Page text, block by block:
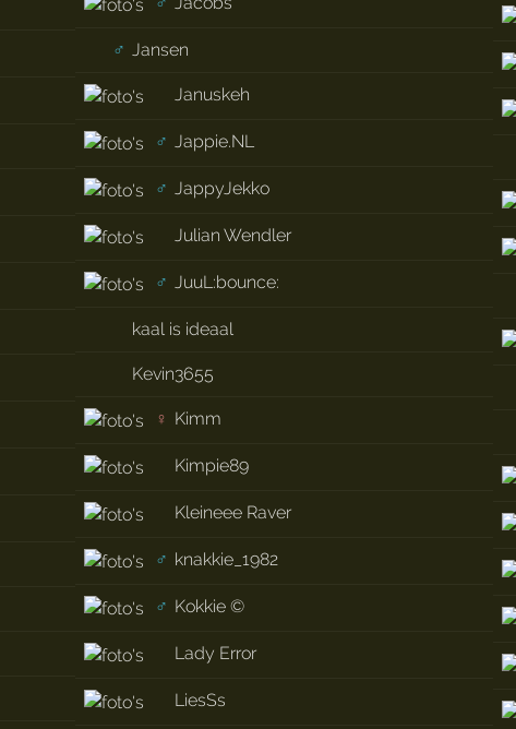
♂ Jansen
Januskeh
♂ Jappie.NL
♂ JappyJekko
Julian Wendler
♂ JuuL:bounce:
kaal is ideaal
Kevin3655
♀ Kimm
Kimpie89
Kleineee Raver
♂ knakkie_1982
♂ Kokkie ©
Lady Error
LiesSs